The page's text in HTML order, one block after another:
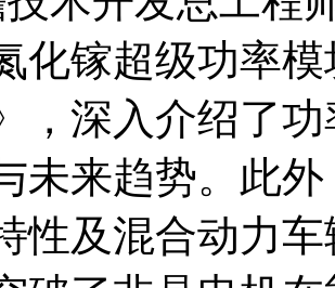
化镓超级功率
，深入介绍了
未来趋势。此
性及混合动力